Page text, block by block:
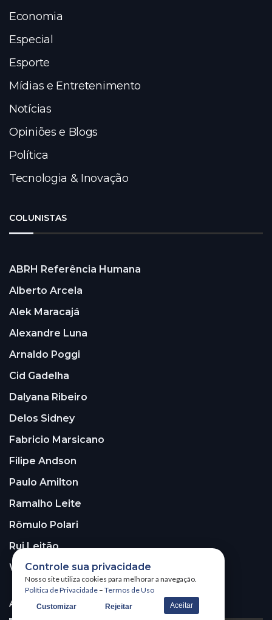
Economia
Especial
Esporte
Mídias e Entretenimento
Notícias
Opiniões e Blogs
Política
Tecnologia & Inovação
COLUNISTAS
ABRH Referência Humana
Alberto Arcela
Alek Maracajá
Alexandre Luna
Arnaldo Poggi
Cid Gadelha
Dalyana Ribeiro
Delos Sidney
Fabricio Marsicano
Filipe Andson
Paulo Amilton
Ramalho Leite
Rômulo Polari
Rui Leitão
Walter Santos
ASSINE A NOSSA NEWSLETTER!
Controle sua privacidade
Nosso site utiliza cookies para melhorar a navegação.
Política de Privacidade – Termos de Uso
Customizar Rejeitar Aceitar